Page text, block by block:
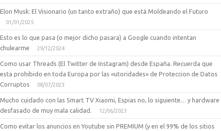
Elon Musk: El Visionario (un tanto extraño) que está Moldeando el Futuro
01/01/2025
Esto es lo que pasa (o mejor dicho pasara) a Google cuando intentan
chulearme
29/12/2024
Como usar Threads (El Twitter de Instagram) desde España. Recuerda que
esta prohibido en toda Europa por las «utoridades» de Proteccion de Datos
Corruptos
08/07/2023
Mucho cuidado con las Smart TV Xiaomi, Espias no, lo siguiente… y hardware
desfasado de muy mala calidad.
12/06/2023
Como evitar los anuncios en Youtube sin PREMIUM (y en el 99% de los sitios